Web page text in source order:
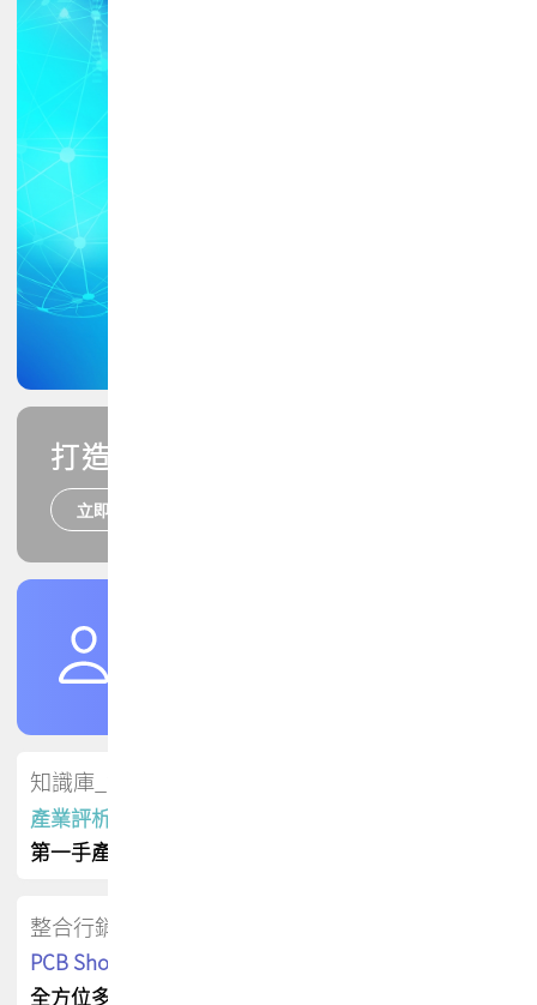
打造您的PCB專業技能
立即報名
知識庫_會員專屬
產業評析報告
第一手產業資訊
整合行銷
PCB Shop 採購指南
全方位多元曝光方案